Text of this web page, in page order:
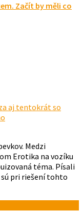
Začít by měli co
aj tentokrát so
Medzi
Erotika na vozíku
téma. Písali
sú pri riešení tohto